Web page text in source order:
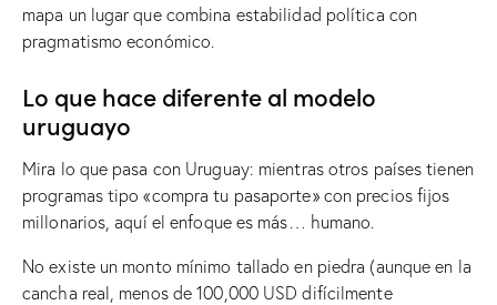
mapa un lugar que combina estabilidad política con
pragmatismo económico.
Lo que hace diferente al modelo
uruguayo
Mira lo que pasa con Uruguay: mientras otros países tienen
programas tipo «compra tu pasaporte» con precios fijos
millonarios, aquí el enfoque es más… humano.
No existe un monto mínimo tallado en piedra (aunque en la
cancha real, menos de 100,000 USD difícilmente